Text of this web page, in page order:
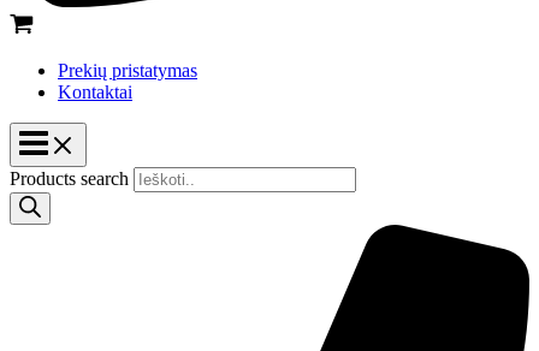
Prekių pristatymas
Kontaktai
Products search